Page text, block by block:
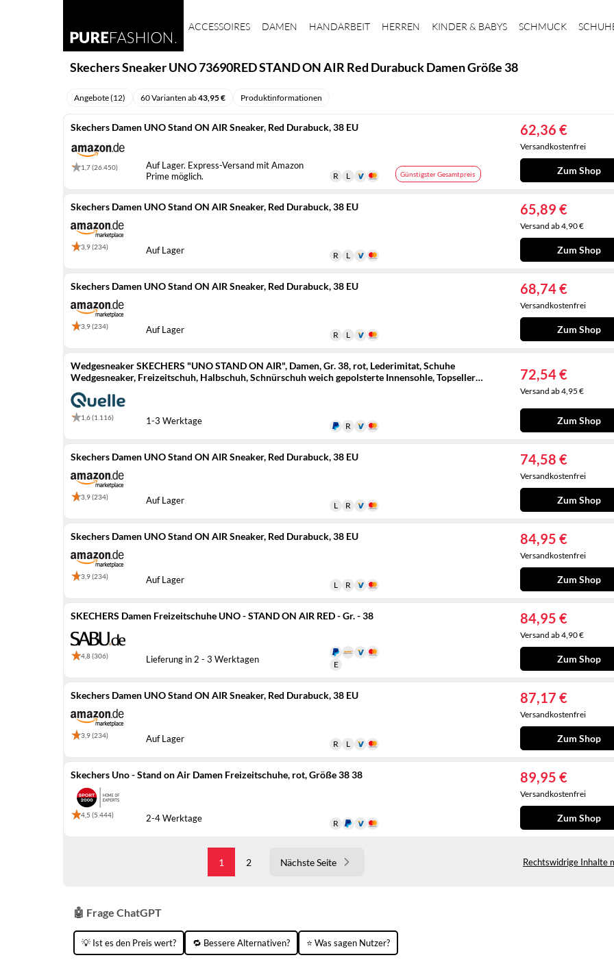
ACCESSOIRES DAMEN HANDARBEIT HERREN KINDER & BABYS SCHMUCK
Skechers Sneaker UNO 73690RED STAND ON AIR Red Durabuck Damen Größe 38
Angebote (12) 60 Varianten ab43,95 € Produktinformationen
Skechers Damen UNO Stand ON AIR Sneaker, Red Durabuck, 38 EU
1,7 (26.450)
Günstigster Gesamtpreis
Auf Lager. Express-Versand mit Amazon
Prime möglich.
62,36 €
Versandkostenfrei
Zum Shop
Skechers Damen UNO Stand ON AIR Sneaker, Red Durabuck, 38 EU
3,9 (234) Auf Lager
65,89 €
Versand ab 4,90 €
Zum Shop
Skechers Damen UNO Stand ON AIR Sneaker, Red Durabuck, 38 EU
3,9 (234) Auf Lager
68,74 €
Versandkostenfrei
Zum Shop
Wedgesneaker SKECHERS "UNO STAND ON AIR", Damen, Gr. 38, rot, Lederimitat, Schuhe
Wedgesneaker, Freizeitschuh, Halbschuh, Schnürschuh weich gepolsterte Innensohle, Topseller
1,6 (1.116) 1-3 Werktage
72,54 €
Versand ab 4,95 €
Zum Shop
Skechers Damen UNO Stand ON AIR Sneaker, Red Durabuck, 38 EU
3,9 (234) Auf Lager
74,58 €
Versandkostenfrei
Zum Shop
Skechers Damen UNO Stand ON AIR Sneaker, Red Durabuck, 38 EU
3,9 (234) Auf Lager
84,95 €
Versandkostenfrei
Zum Shop
SKECHERS Damen Freizeitschuhe UNO - STAND ON AIR RED - Gr. - 38
4,8 (306) Lieferung in 2 - 3 Werktagen
84,95 €
Versand ab 4,90 €
Zum Shop
Skechers Damen UNO Stand ON AIR Sneaker, Red Durabuck, 38 EU
3,9 (234) Auf Lager
87,17 €
Versandkostenfrei
Zum Shop
Skechers Uno - Stand on Air Damen Freizeitschuhe, rot, Größe 38 38
4,5 (5.444) 2-4 Werktage
89,95 €
Versandkostenfrei
Zum Shop
1 2 Nächste Seite Rechtswidrige Inhalte
🤖 Frage ChatGPT
💡 Ist es den Preis wert? 🔁 Bessere Alternativen? ⭐ Was sagen Nutzer?